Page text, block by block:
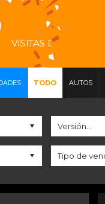
TODO AUTOS